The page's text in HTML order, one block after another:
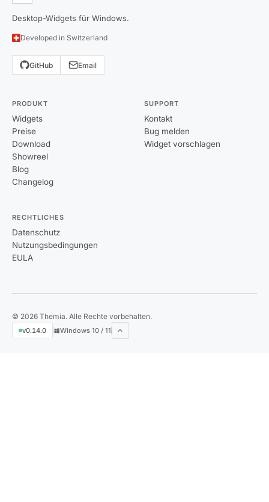
Desktop-Widgets für Windows.
Developed in Switzerland
GitHub Email
PRODUKT
Widgets
Preise
Download
Showreel
Blog
Changelog
SUPPORT
Kontakt
Bug melden
Widget vorschlagen
RECHTLICHES
Datenschutz
Nutzungsbedingungen
EULA
© 2026 Themia. Alle Rechte vorbehalten.
v0.14.0 Windows 10 / 11